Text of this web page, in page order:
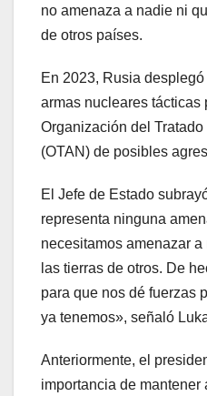
no amenaza a nadie ni
de otros países.
En 2023, Rusia
armas nucleares tácticas
Organización del
(OTAN) de posibles
El Jefe de Estado
representa ninguna
necesitamos amenazar
las tierras de otros. De
para que nos dé fuerzas
ya tenemos», señaló
Anteriormente, el
importancia de